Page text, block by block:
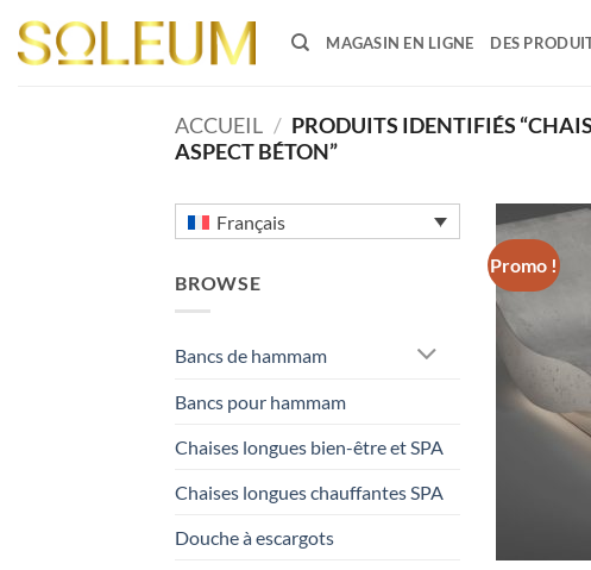
contenu
MAGASIN EN LIGNE DES
ACCUEIL / PRODUITS IDENTIFIÉS
ASPECT BÉTON”
Français
BROWSE
Bancs de hammam
Bancs pour hammam
Chaises longues bien-être et SPA
Chaises longues chauffantes SPA
Douche à escargots
Promo !